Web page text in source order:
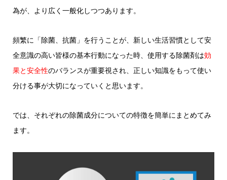
為が、より広く一般化しつつあります。
頻繁に「除菌、抗菌」を行うことが、新しい生活習慣として安
全意識の高い皆様の基本行動になった時、使用する除菌剤は効
果と安全性のバランスが重要視され、正しい知識をもって使い
分ける事が大切になっていくと思います。
では、それぞれの除菌成分についての特徴を簡単にまとめてみ
ます。